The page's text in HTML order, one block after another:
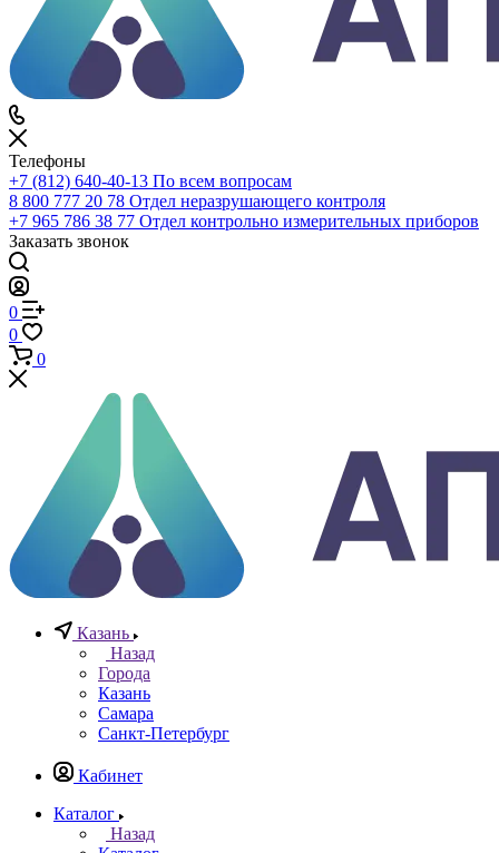
0
Сравнение
0
Избранное
+7 (812) 640-40-13
По всем вопросам
8 800 777 20 78
Отдел неразрушающего контроля
+7 965 786 38 77
Отдел контрольно измерительных приборов
Заказать звонок
0
0
0